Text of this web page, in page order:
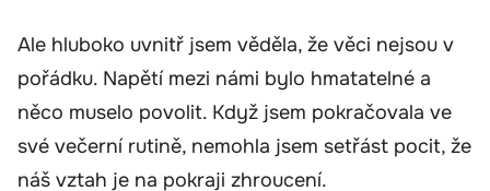
Ale hluboko uvnitř jsem věděla, že věci nejsou v
pořádku. Napětí mezi námi bylo hmatatelné a
něco muselo povolit. Když jsem pokračovala ve
své večerní rutině, nemohla jsem setřást pocit, že
náš vztah je na pokraji zhroucení.